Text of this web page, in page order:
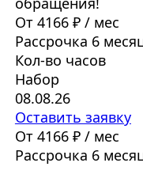
От 4166 ₽ / мес
Рассрочка 6
Кол-во часов
Набор
08.08.26
Оставить заявку
От 4166 ₽ / мес
Рассрочка 6